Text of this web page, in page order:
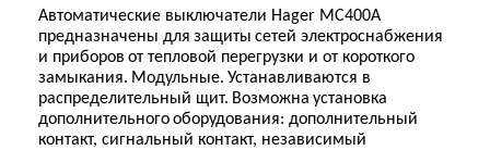
Автоматические выключатели Hager MC400A
предназначены для защиты сетей электроснабжения
и приборов от тепловой перегрузки и от короткого
замыкания. Модульные. Устанавливаются в
распределительный щит. Возможна установка
дополнительногооборудования: дополнительный
контакт, сигнальный контакт, независимый